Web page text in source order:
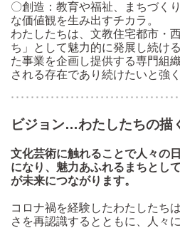
〇創造：教育や福祉、まちづく
な価値観を生み出すチカラ。
わたしたちは、文教住宅都市・
ち」として魅力的に発展し続け
た事業を企画し提供する専門組
される存在であり続けたいと強
ビジョン…わたしたちの描
文化芸術に触れることで人々の
になり、魅力あふれるまちとし
が未来につながります。
コロナ禍を経験したわたしたち
さを再認識するとともに、人々